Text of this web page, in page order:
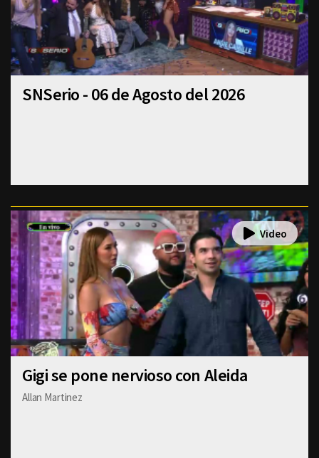
SNSerio - 06 de Agosto del 2026
Gigi se pone nervioso con Aleida
Allan Martinez